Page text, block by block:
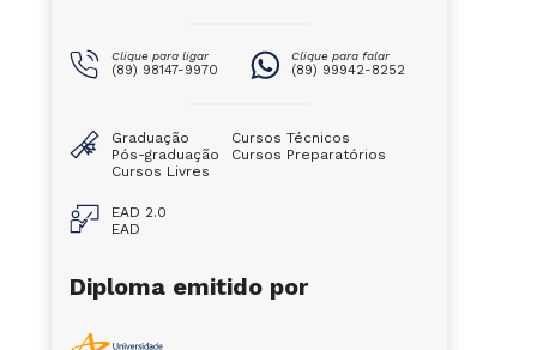
Clique para ligar
(89) 98147-9970
Clique para falar
(89) 99942-8252
Graduação
Pós-graduação
Cursos Livres
Cursos Técnicos
Cursos Preparatórios
EAD 2.0
EAD
Diploma emitido por